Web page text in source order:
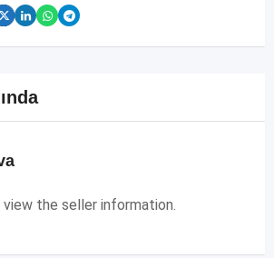
the seller information.